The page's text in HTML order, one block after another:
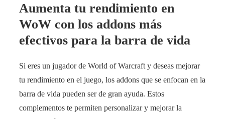
Aumenta tu rendimiento en
WoW con los addons más
efectivos para la barra de vida
Si eres un jugador de World of Warcraft y deseas mejorar
tu rendimiento en el juego, los addons que se enfocan en la
barra de vida pueden ser de gran ayuda. Estos
complementos te permiten personalizar y mejorar la